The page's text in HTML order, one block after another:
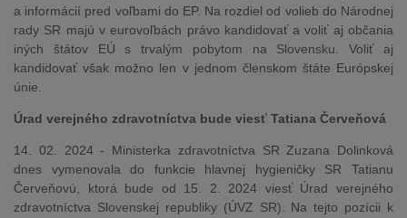
a informácií pred voľbami do EP. Na rozdiel od volieb do Národnej
rady SR majú v eurovoľbách právo kandidovať a voliť aj občania
iných štátov EÚ s trvalým pobytom na Slovensku. Voliť aj
kandidovať však možno len v jednom členskom štáte Európskej
únie.
Úrad verejného zdravotníctva bude viesť Tatiana Červeňová
14. 02. 2024 - Ministerka zdravotníctva SR Zuzana Dolinková
dnes vymenovala do funkcie hlavnej hygieničky SR Tatianu
Červeňovú, ktorá bude od 15. 2. 2024 viesť Úrad verejného
zdravotníctva Slovenskej republiky (ÚVZ SR). Na tejto pozícii k